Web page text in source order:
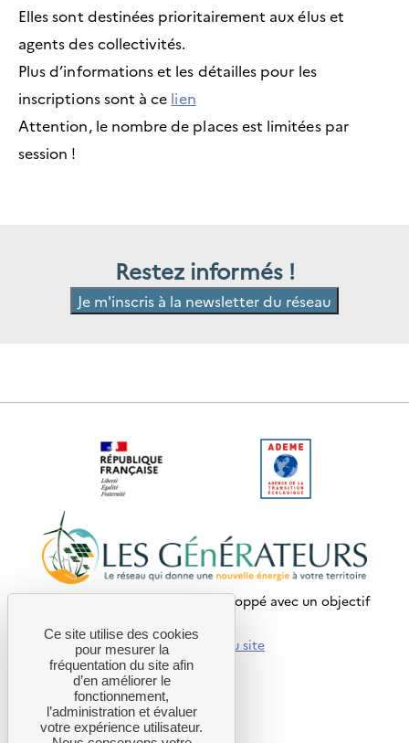
Elles sont destinées prioritairement aux élus et
agents des collectivités.
Plus d’informations et les détailles pour les
inscriptions sont à ce lien
Attention, le nombre de places est limitées par
session !
Restez informés !
Je m'inscris à la newsletter du réseau
Ce site internet a été pensé et développé avec un objectif
En savoir plus sur l’écoconception du site
LIENS UTILES
Agenda
Projets accompagnés
Ce site utilise des cookies
pour mesurer la
fréquentation du site afin
d’en améliorer le
fonctionnement,
l’administration et évaluer
votre expérience utilisateur.